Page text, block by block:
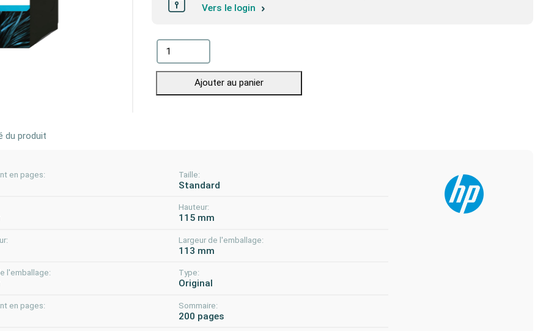
Vers le login
Ajouter au panier
du produit
en pages: Taille:
Standard
Hauteur:
115 mm
Largeur de l'emballage:
113 mm
l'emballage: Type:
Original
en pages: Sommaire:
200 pages